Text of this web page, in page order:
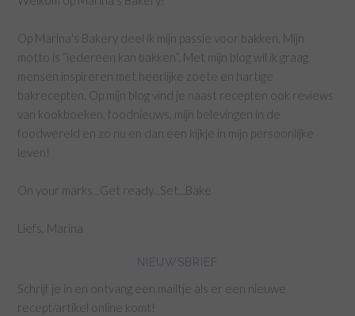
Op Marina's Bakery deel ik mijn passie voor bakken. Mijn
motto is “iedereen kan bakken”. Met mijn blog wil ik graag
mensen inspireren met heerlijke zoete en hartige
bakrecepten. Op mijn blog vind je naast recepten ook reviews
van kookboeken, foodnieuws, mijn belevingen in de
foodwereld en zo nu en dan een kijkje in mijn persoonlijke
leven!
On your marks...Get ready...Set...Bake
Liefs, Marina
NIEUWSBRIEF
Schrijf je in en ontvang een mailtje als er een nieuwe
recept/artikel online komt!